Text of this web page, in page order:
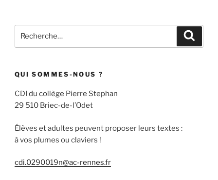
pour
QUI SOMMES-NOUS ?
CDI du collège Pierre Stephan
29 510 Briec-de-l’Odet
Élèves et adultes peuvent proposer leurs textes :
à vos plumes ou claviers !
cdi.0290019n@ac-rennes.fr